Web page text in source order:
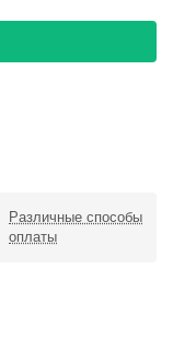
Различные способы
оплаты